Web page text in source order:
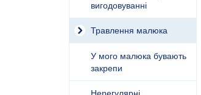
вигодовуванні
Травлення малюка
У мого малюка бувають
закрепи